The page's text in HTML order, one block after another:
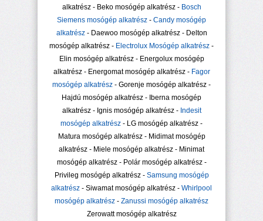
alkatrész - Beko mosógép alkatrész - Bosch
Siemens mosógép alkatrész - Candy mosógép
alkatrész- Daewoo mosógép alkatrész - Delton
mosógép alkatrész - Electrolux Mosógép alkatrész -
Elin mosógép alkatrész - Energolux mosógép
alkatrész - Energomat mosógép alkatrész - Fagor
mosógép alkatrész - Gorenje mosógép alkatrész -
Hajdú mosógép alkatrész - Iberna mosógép
alkatrész - Ignis mosógép alkatrész - Indesit
mosógép alkatrész - LG mosógép alkatrész -
Matura mosógép alkatrész - Midimat mosógép
alkatrész - Miele mosógép alkatrész - Minimat
mosógép alkatrész - Polár mosógép alkatrész -
Privileg mosógép alkatrész - Samsung mosógép
alkatrész - Siwamat mosógép alkatrész - Whirlpool
mosógép alkatrész - Zanussi mosógép alkatrész
Zerowatt mosógép alkatrész